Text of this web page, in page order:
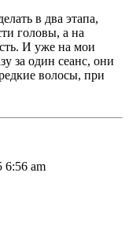
в два этапа,
головы, а на
И уже на мои
за один сеанс, они
волосы, при
6:56 am